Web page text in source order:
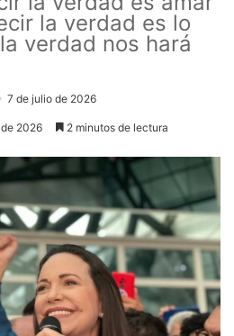
la verdad es lo
verdad nos hará
7 de julio de 2026
2026 2 minutos de lectura